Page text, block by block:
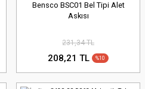
Bensco BSC01 Bel Tipi Alet
Askısı
231,34 TL
208,21 TL %10